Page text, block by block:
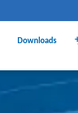
Downloads